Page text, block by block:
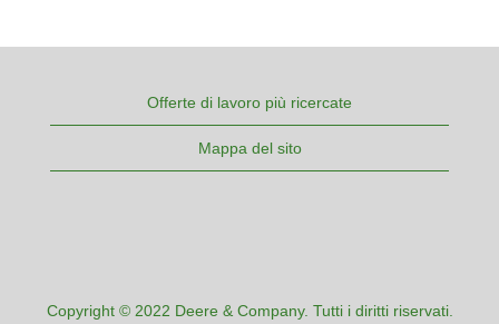
Offerte di lavoro più ricercate
Mappa del sito
Copyright © 2022 Deere & Company. Tutti i diritti riservati.